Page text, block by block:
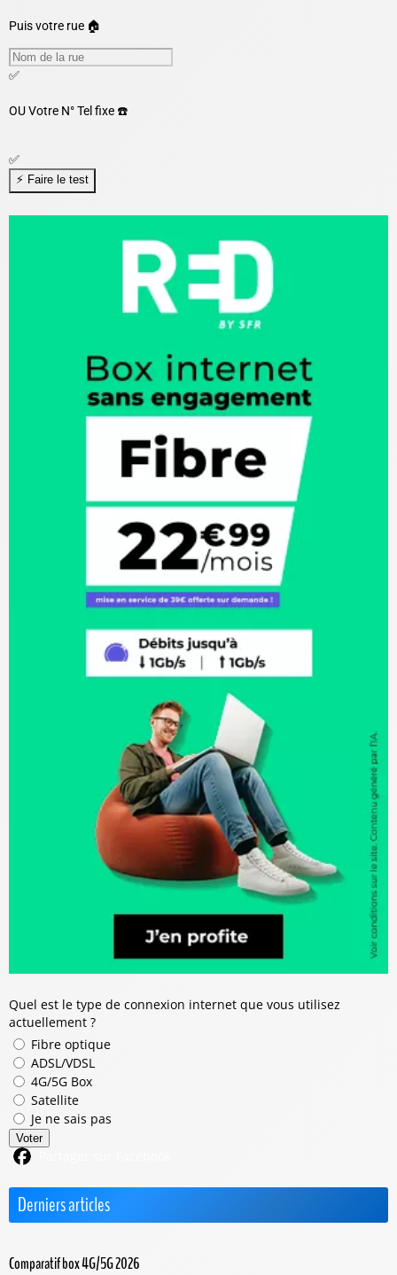
Puis votre rue 🏠
✅
OUVotre N° Tel fixe ☎️
✅
Quel est le type de connexion internet que vous utilisez
actuellement ?
Fibre optique
ADSL/VDSL
4G/5G Box
Satellite
Je ne sais pas
Voter
Derniers articles
Comparatif box 4G/5G 2026